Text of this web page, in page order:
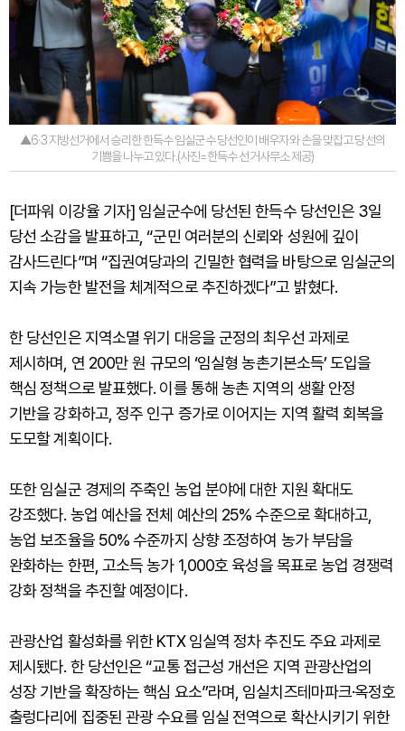
▲6·3 지방선거에서 승리한 한득수 임실군수 당선인이 배우자와 손을 맞잡고 당선의
기쁨을 나누고 있다.(사진=한득수 선거사무소 제공)
[더파워 이강율 기자] 임실군수에 당선된 한득수 당선인은 3일
당선 소감을 발표하고, “군민 여러분의 신뢰와 성원에 깊이
감사드린다”며 “집권여당과의 긴밀한 협력을 바탕으로 임실군의
지속 가능한 발전을 체계적으로 추진하겠다”고 밝혔다.
한 당선인은 지역소멸 위기 대응을 군정의 최우선 과제로
제시하며, 연 200만 원 규모의 ‘임실형 농촌기본소득’ 도입을
핵심 정책으로 발표했다. 이를 통해 농촌 지역의 생활 안정
기반을 강화하고, 정주 인구 증가로 이어지는 지역 활력 회복을
도모할 계획이다.
또한 임실군 경제의 주축인 농업 분야에 대한 지원 확대도
강조했다. 농업 예산을 전체 예산의 25% 수준으로 확대하고,
농업 보조율을 50% 수준까지 상향 조정하여 농가 부담을
완화하는 한편, 고소득 농가 1,000호 육성을 목표로 농업 경쟁력
강화 정책을 추진할 예정이다.
관광산업 활성화를 위한 KTX 임실역 정차 추진도 주요 과제로
제시됐다. 한 당선인은 “교통 접근성 개선은 지역 관광산업의
성장 기반을 확장하는 핵심 요소”라며, 임실치즈테마파크·옥정호
출렁다리에 집중된 관광 수요를 임실 전역으로 확산시키기 위한